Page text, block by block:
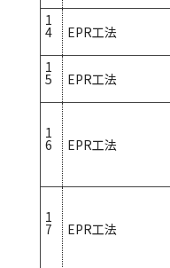
1
4 EPR工法
1
5 EPR工法
1
6 EPR工法
1
7 EPR工法